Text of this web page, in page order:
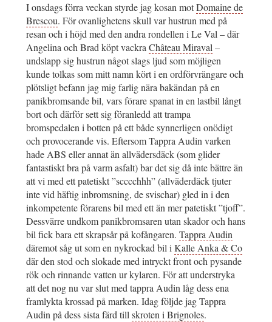
I onsdags förra veckan styrde jag kosan motDomaine de
Brescou. För ovanlighetens skull var hustrun med på
resan och i höjd med den andra rondellen i Le Val – där
Angelina och Brad köpt vackraChâteau Miraval–
undslapp sig hustrun något slags ljud som möjligen
kunde tolkas som mitt namn kört i en ordförvrängare och
plötsligt befann jag mig farlig nära bakändan på en
panikbromsande bil, vars förare spanat in en lastbil långt
bort och därför sett sig föranledd att trampa
bromspedalen i botten på ett både synnerligen onödigt
och provocerande vis. Eftersom Tappra Audin varken
hade ABS eller annat än allvädersdäck (som glider
fantastiskt bra på varm asfalt) bar det sig då inte bättre än
att vi med ett patetiskt ”scccchhh” (allväderdäck tjuter
inte vid häftig inbromsning, de svischar) gled in i den
inkompetente förarens bil med ett än mer patetiskt ”tjoff”.
Dessvärre undkom panikbromsaren utan skador och hans
bil fick bara ett skrapsår på kofångaren. Tappra Audin
däremot såg ut som en nykrockad bil iKalle Anka & Co
där den stod och slokade med intryckt front och pysande
rök och rinnande vatten ur kylaren. För att understryka
att det nog nu var slut med tappra Audin låg dess ena
framlykta krossad på marken. Idag följde jag Tappra
Audin på dess sista färd tillskroten i Brignoles.